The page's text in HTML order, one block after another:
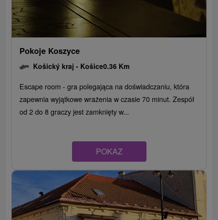
Pokoje Koszyce
Košický kraj - Košice0.36 Km
Escape room - gra polegająca na doświadczaniu, która
zapewnia wyjątkowe wrażenia w czasie 70 minut. Zespół
od 2 do 8 graczy jest zamknięty w...
POKAZ